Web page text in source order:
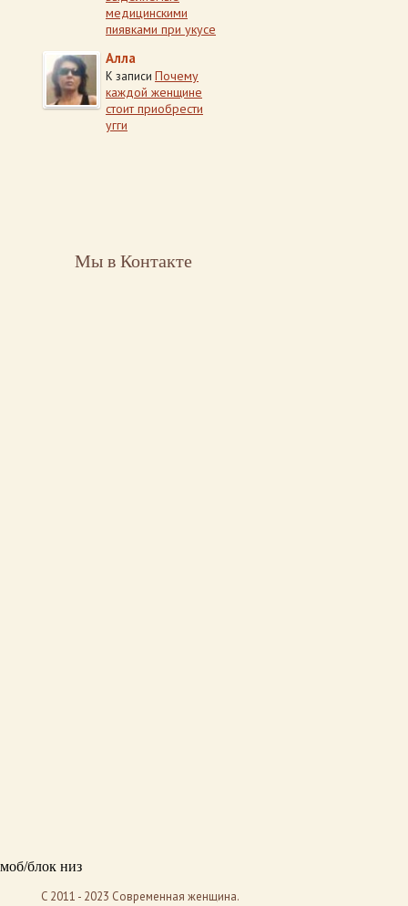
медицинскими
пиявками при укусе
Алла
К записи Почему
каждой женщине
стоит приобрести
угги
Мы в Контакте
моб/блок низ
C 2011 - 2023 Современная женщина.